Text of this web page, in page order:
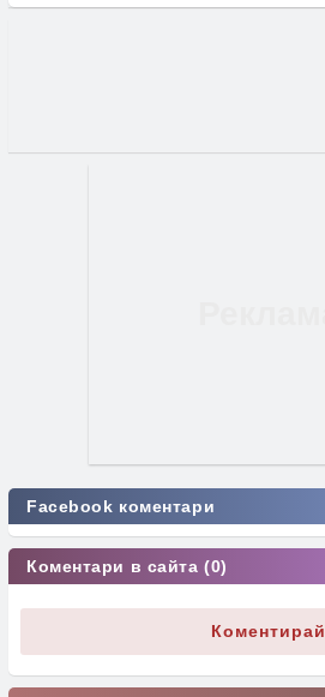
Facebook коментари
Коментари в сайта (0)
Коментирай